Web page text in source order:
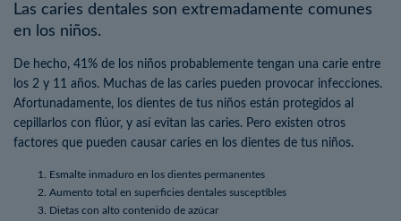
Las caries dentales son extremadamente comunes
en los niños.
De hecho, 41% de los niños probablemente tengan una carie entre
los 2 y 11 años. Muchas de las caries pueden provocar infecciones.
Afortunadamente, los dientes de tus niños están protegidos al
cepillarlos con flúor, y así evitan las caries. Pero existen otros
factores que pueden causar caries en los dientes de tus niños.
Esmalte inmaduro en los dientes permanentes
Aumento total en superficies dentales susceptibles
Dietas con alto contenido de azúcar